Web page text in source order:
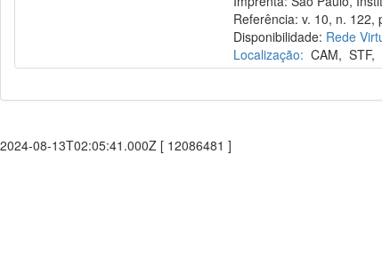
Referência: v. 10, n. 122,
Disponibilidade: Rede
Localização: CAM,STF,
2024-08-13T02:05:41.000Z [ 12086481 ]